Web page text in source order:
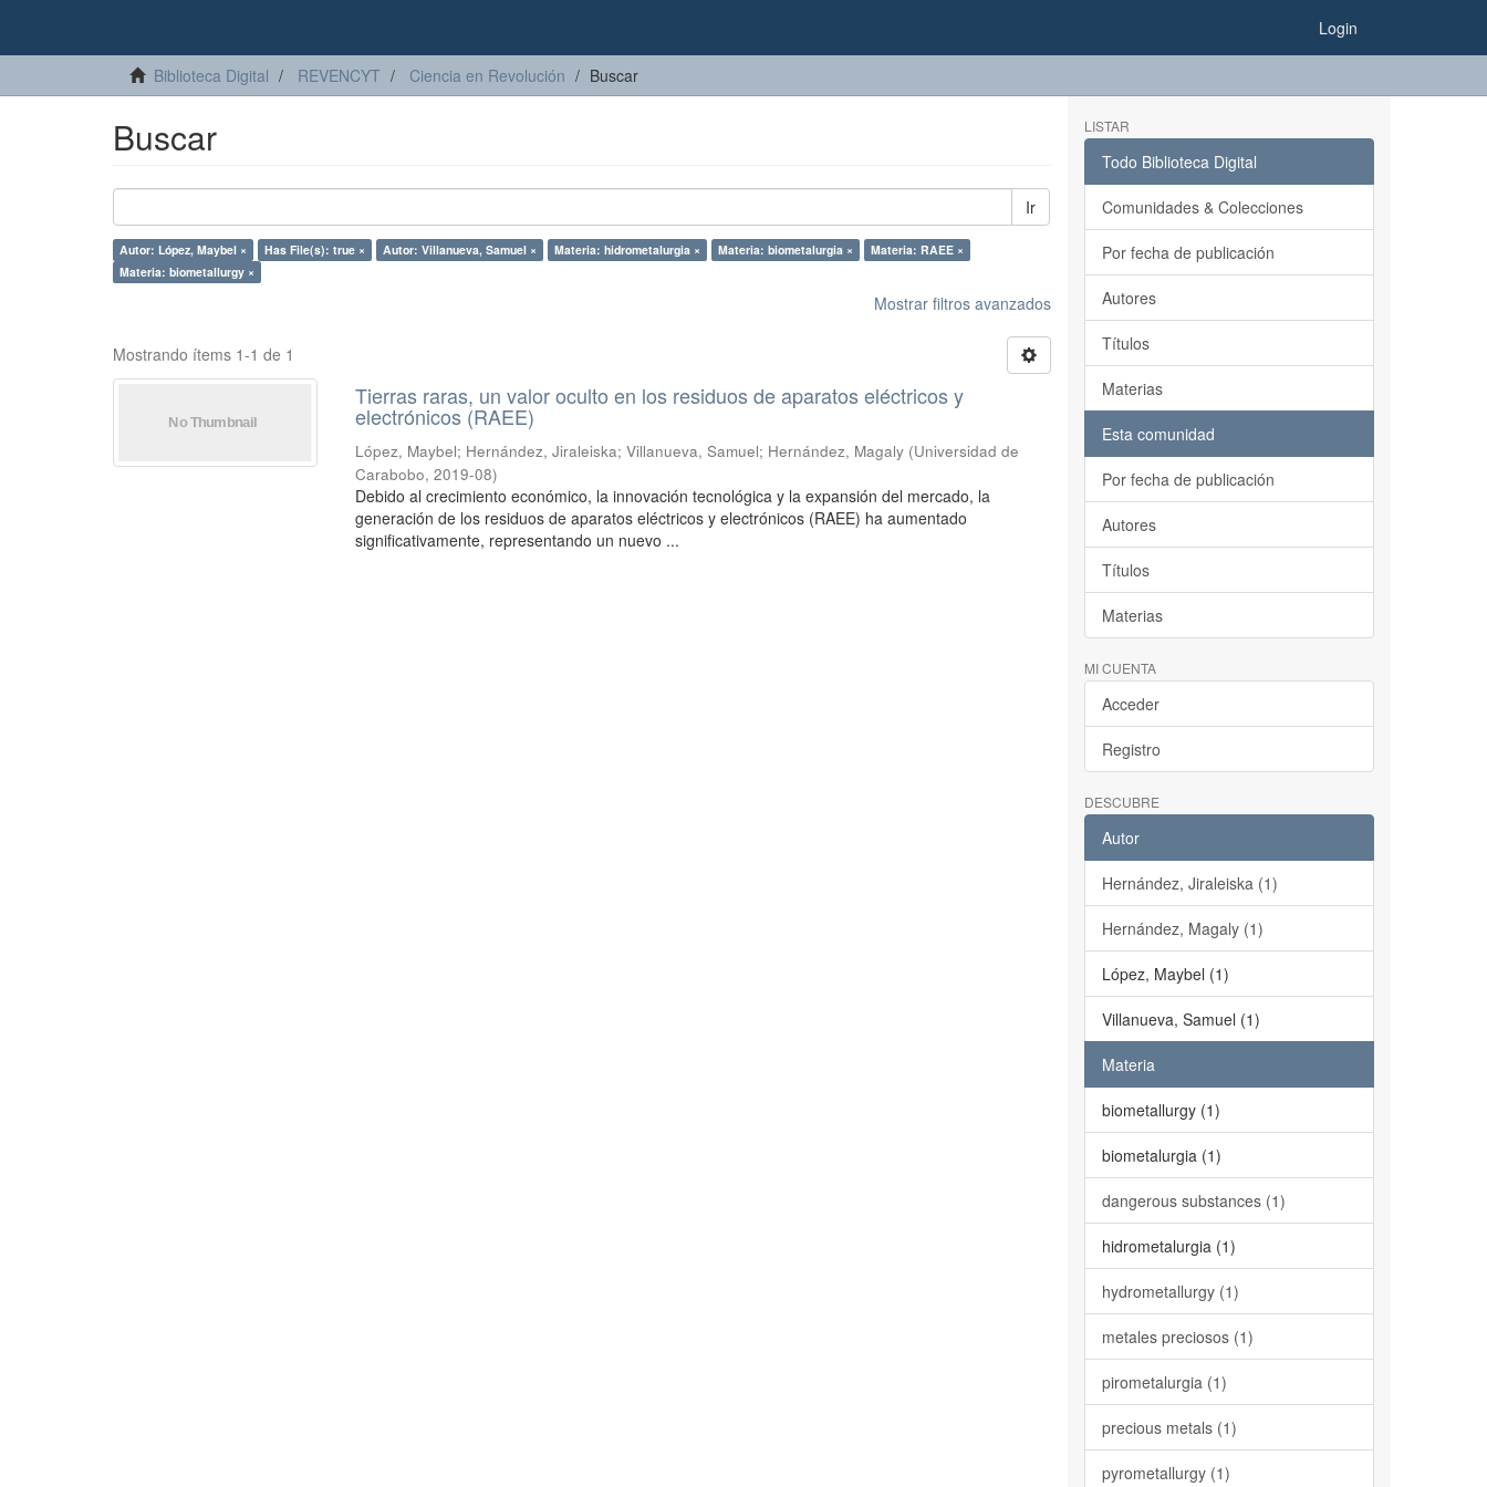
Login
Biblioteca Digital REVENCYT Ciencia en Revolución Buscar
Buscar
Ir
Autor: López, Maybel × Has File(s): true × Autor: Villanueva, Samuel × Materia: hidrometalurgia × Materia: biometalurgia ×
Materia: RAEE ×
Materia: biometallurgy ×
Mostrar filtros avanzados
Mostrando ítems 1-1 de 1
Tierras raras, un valor oculto en los residuos de aparatos eléctricos y
electrónicos (RAEE)
López, Maybel; Hernández, Jiraleiska;Villanueva, Samuel; Hernández, Magaly (Universidad de
Carabobo,2019-08)
Debido al crecimiento económico, la innovación tecnológica y la expansión del mercado, la
generación de los residuos de aparatos eléctricos y electrónicos (RAEE) ha aumentado
significativamente, representando un nuevo ...
LISTAR
Todo Biblioteca Digital
Comunidades & Colecciones
Por fecha de publicación
Autores
Títulos
Materias
Esta comunidad
Por fecha de publicación
Autores
Títulos
Materias
MI CUENTA
Acceder
Registro
DESCUBRE
Autor
Hernández, Jiraleiska (1)
Hernández, Magaly (1)
López, Maybel (1)
Villanueva, Samuel (1)
Materia
biometallurgy (1)
biometalurgia (1)
dangerous substances (1)
hidrometalurgia (1)
hydrometallurgy (1)
metales preciosos (1)
pirometalurgia (1)
precious metals (1)
pyrometallurgy (1)